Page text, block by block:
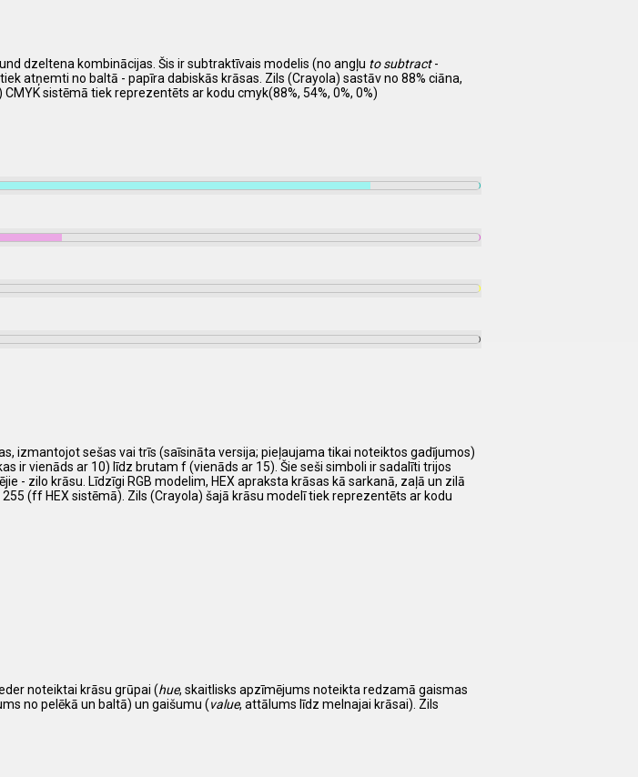
dzeltena kombinācijas. Šis ir subtraktīvais modelis (no angļu to subtract-
atņemti no baltā - papīra dabiskās krāsas. Zils (Crayola) sastāv no 88% ciāna,
sistēmā tiek reprezentēts ar kodu cmyk(88%, 54%, 0%, 0%)
izmantojot sešas vai trīs (saīsināta versija; pieļaujama tikai noteiktos gadījumos)
ir vienāds ar 10) līdz brutam f (vienāds ar 15). Šie seši simboli ir sadalīti trijos
- zilo krāsu. Līdzīgi RGB modelim, HEX apraksta krāsas kā sarkanā, zaļā un zilā
(ff HEX sistēmā). Zils (Crayola) šajā krāsu modelī tiek reprezentēts ar kodu
noteiktai krāsu grūpai (hue, skaitlisks apzīmējums noteikta redzamā gaismas
no pelēkā un baltā) un gaišumu (value, attālums līdz melnajai krāsai). Zils